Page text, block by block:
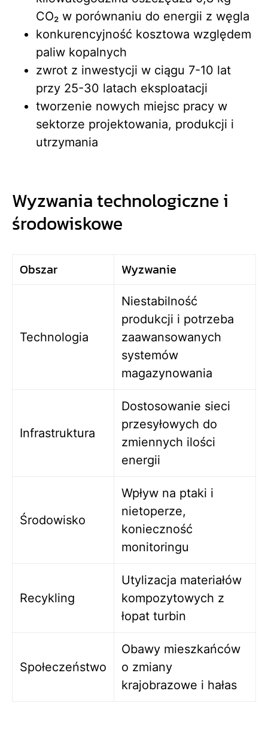
CO₂ w porównaniu do energii z węgla
konkurencyjność kosztowa względem
paliw kopalnych
zwrot z inwestycji w ciągu 7-10 lat
przy 25-30 latach eksploatacji
tworzenie nowych miejsc pracy w
sektorze projektowania, produkcji i
utrzymania
Wyzwania technologiczne i
środowiskowe
Obszar Wyzwanie
Technologia
Niestabilność
produkcji i potrzeba
zaawansowanych
systemów
magazynowania
Infrastruktura
Dostosowanie sieci
przesyłowych do
zmiennych ilości
energii
Środowisko
Wpływ na ptaki i
nietoperze,
konieczność
monitoringu
Recykling
Utylizacja materiałów
kompozytowych z
łopat turbin
Społeczeństwo
Obawy mieszkańców
o zmiany
krajobrazowe i hałas